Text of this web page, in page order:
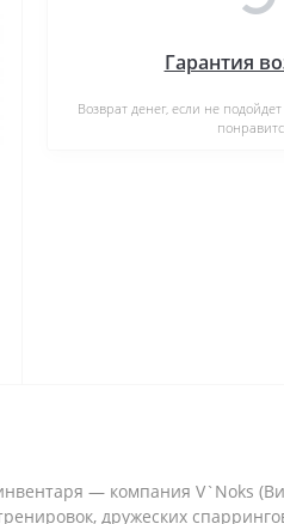
Гарантия
Возврат денег, если не
— компания V`Noks
дружеских